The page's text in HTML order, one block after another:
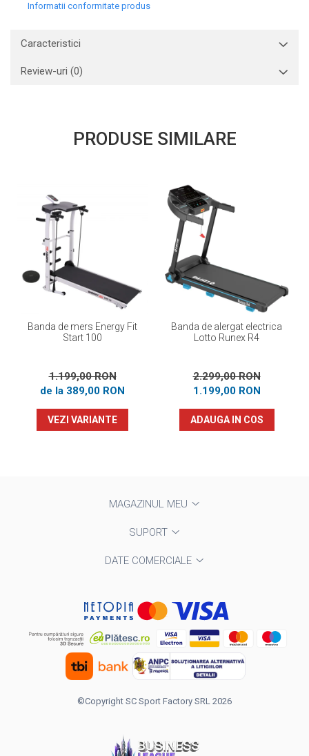
Informatii conformitate produs
Caracteristici
Review-uri (0)
PRODUSE SIMILARE
Banda de mers Energy Fit
Start 100
1.199,00 RON
de la 389,00 RON
VEZI VARIANTE
Banda de alergat electrica
Lotto Runex R4
2.299,00 RON
1.199,00 RON
ADAUGA IN COS
MAGAZINUL MEU
SUPORT
DATE COMERCIALE
©Copyright SC Sport Factory SRL 2026